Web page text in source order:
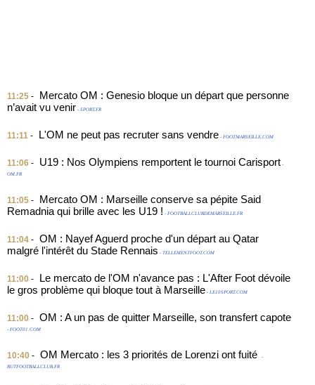
11:25 -
Mercato OM : Genesio bloque un départ que personne
n’avait vu venir - SPORT.FR
11:11 - L'OM ne peut pas recruter sans vendre - FOOTMARSEILLE.COM
11:06 - U19 : Nos Olympiens remportent le tournoi Carisport -
OM.FR
11:05 -
Mercato OM : Marseille conserve sa pépite Said
Remadnia qui brille avec les U19 ! - FOOTBALLCLUBDEMARSEILLE.FR
11:04 - OM : Nayef Aguerd proche d'un départ au Qatar
malgré l'intérêt du Stade Rennais - TELLEMENTFOOT.COM
11:00 -
Le mercato de l'OM n'avance pas : L'After Foot dévoile
le gros problème qui bloque tout à Marseille - LE10SPORT.COM
11:00 - OM : A un pas de quitter Marseille, son transfert capote
- FOOT01.COM
10:40 - OM Mercato : les 3 priorités de Lorenzi ont fuité
-
BUTFOOTBALLCLUB.FR